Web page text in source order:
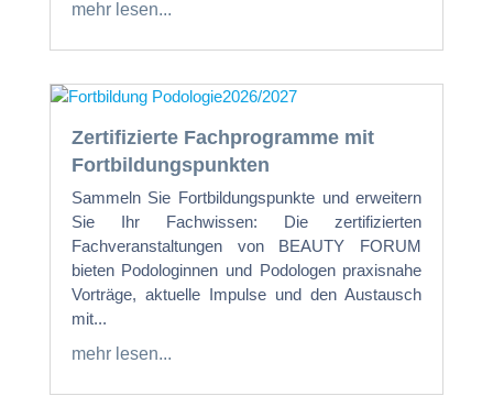
mehr lesen...
Zertifizierte Fachprogramme mit
Fortbildungspunkten
Sammeln Sie Fortbildungspunkte und erweitern
Sie Ihr Fachwissen: Die zertifizierten
Fachveranstaltungen von BEAUTY FORUM
bieten Podologinnen und Podologen praxisnahe
Vorträge, aktuelle Impulse und den Austausch
mit...
mehr lesen...